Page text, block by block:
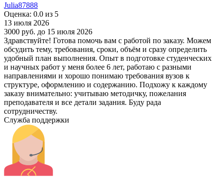
Julia87888
Оценка: 0.0 из 5
13 июля 2026
3000 руб. до 15 июля 2026
Здравствуйте! Готова помочь вам с работой по заказу. Можем
обсудить тему, требования, сроки, объём и сразу определить
удобный план выполнения. Опыт в подготовке студенческих
и научных работ у меня более 6 лет, работаю с разными
направлениями и хорошо понимаю требования вузов к
структуре, оформлению и содержанию. Подхожу к каждому
заказу внимательно: учитываю методичку, пожелания
преподавателя и все детали задания. Буду рада
сотрудничеству.
Служба поддержки